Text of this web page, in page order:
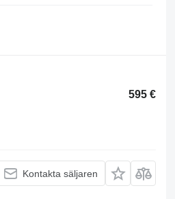
595 €
Kontakta säljaren